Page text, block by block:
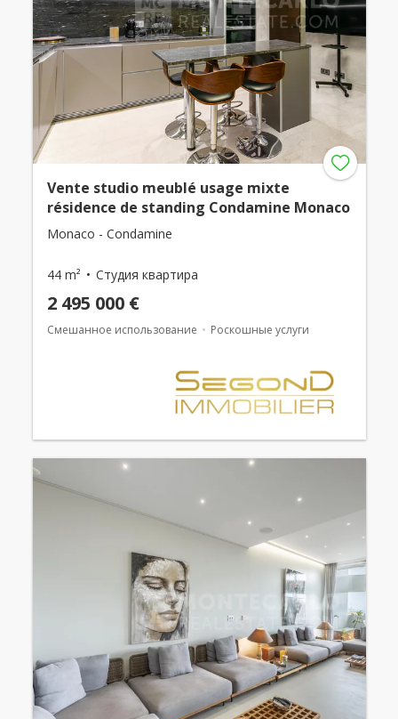
Vente studio meublé usage mixte
résidence de standing Condamine Monaco
Monaco - Condamine
44 m² Студия квартира
2 495 000 €
Смешанное использование Роскошные услуги